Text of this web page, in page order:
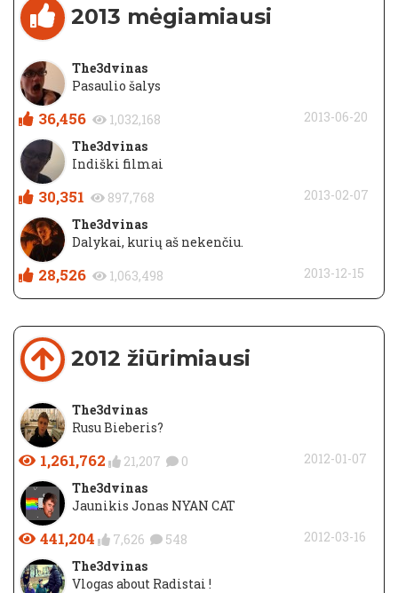
2013 mėgiamiausi
The3dvinas
Pasaulio šalys
36,456 1,032,168
2013-06-20
The3dvinas
Indiški filmai
30,351 897,768
2013-02-07
The3dvinas
Dalykai, kurių aš nekenčiu.
28,526 1,063,498 2013-12-15
2012 žiūrimiausi
The3dvinas
Rusu Bieberis?
1,261,762 21,207 0
2012-01-07
The3dvinas
Jaunikis Jonas NYAN CAT
441,204 7,626 548
2012-03-16
The3dvinas
Vlogas about Radistai !